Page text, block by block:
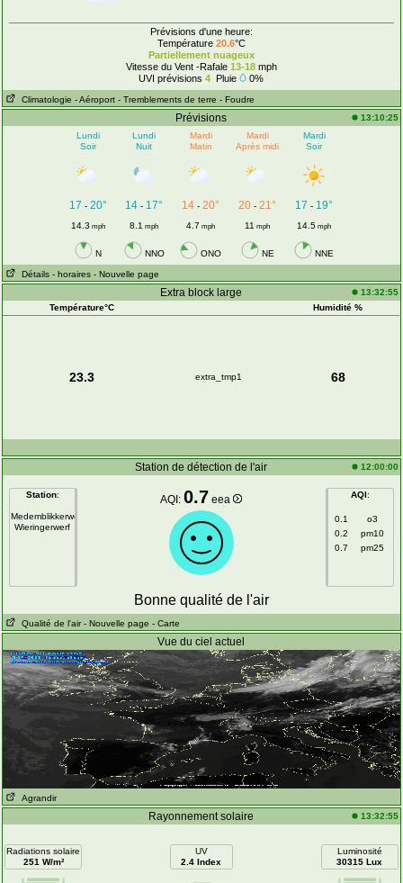
Prévisions d'une heure:
Température 20.6°C
Partiellement nuageux
Vitesse du Vent -Rafale 13-18mph
UVI prévisions4 Pluie 0%
Climatologie - Aéroport - Tremblements de terre - Foudre
Prévisions
13:10:25
Lundi
Soir
Lundi
Nuit
Mardi
Matin
Mardi
Après midi
Mardi
Soir
17 - 20° 14 - 17° 14 -20° 20 -21° 17 - 19°
14.3 mph 8.1 mph 4.7 mph 11 mph 14.5 mph
N NNO ONO NE NNE
Détails - horaires - Nouvelle page
Extra block large
13:32:55
Température°C
Humidité %
23.3 extra_tmp1 68
Station de détection de l'air 12:00:00
Station:
Medemblikkerweg
Wieringerwerf
AQI:0.7 eea AQI:
0.1
o3
0.2
pm10
0.7
pm25
Bonne qualité de l'air
Qualité de l'air - Nouvelle page - Carte
Vue du ciel actuel
Agrandir
Rayonnement solaire 13:32:55
Radiations solaire
251 W/m²
UV
2.4 Index
Luminosité
30315 Lux